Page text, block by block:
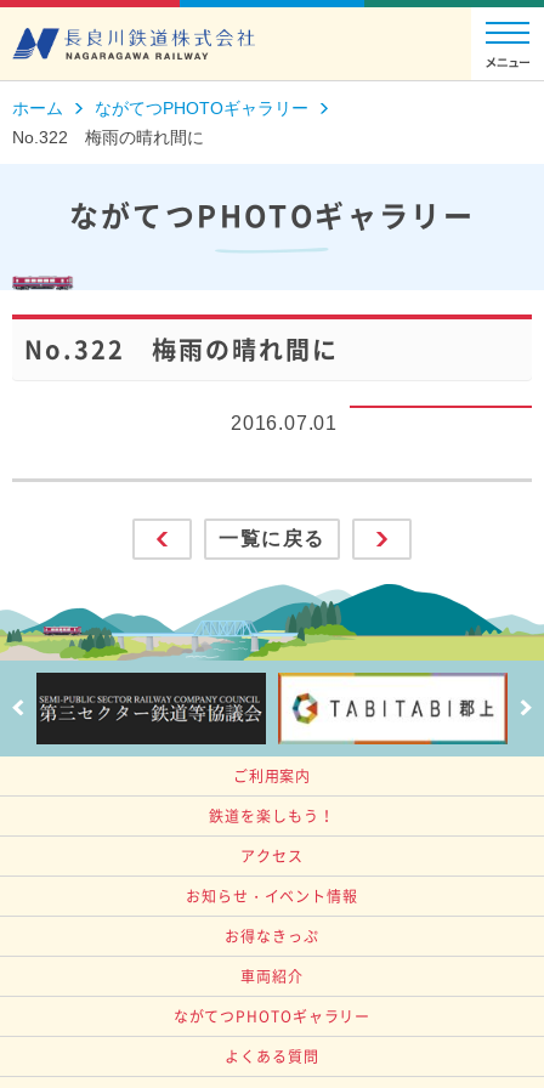
ホーム
ながてつPHOTOギャラリー
No.322 梅雨の晴れ間に
ながてつPHOTOギャラリー
No.322 梅雨の晴れ間に
2016.07.01
一覧に戻る
ご利用案内
鉄道を楽しもう！
アクセス
お知らせ・イベント情報
お得なきっぷ
車両紹介
ながてつPHOTOギャラリー
よくある質問